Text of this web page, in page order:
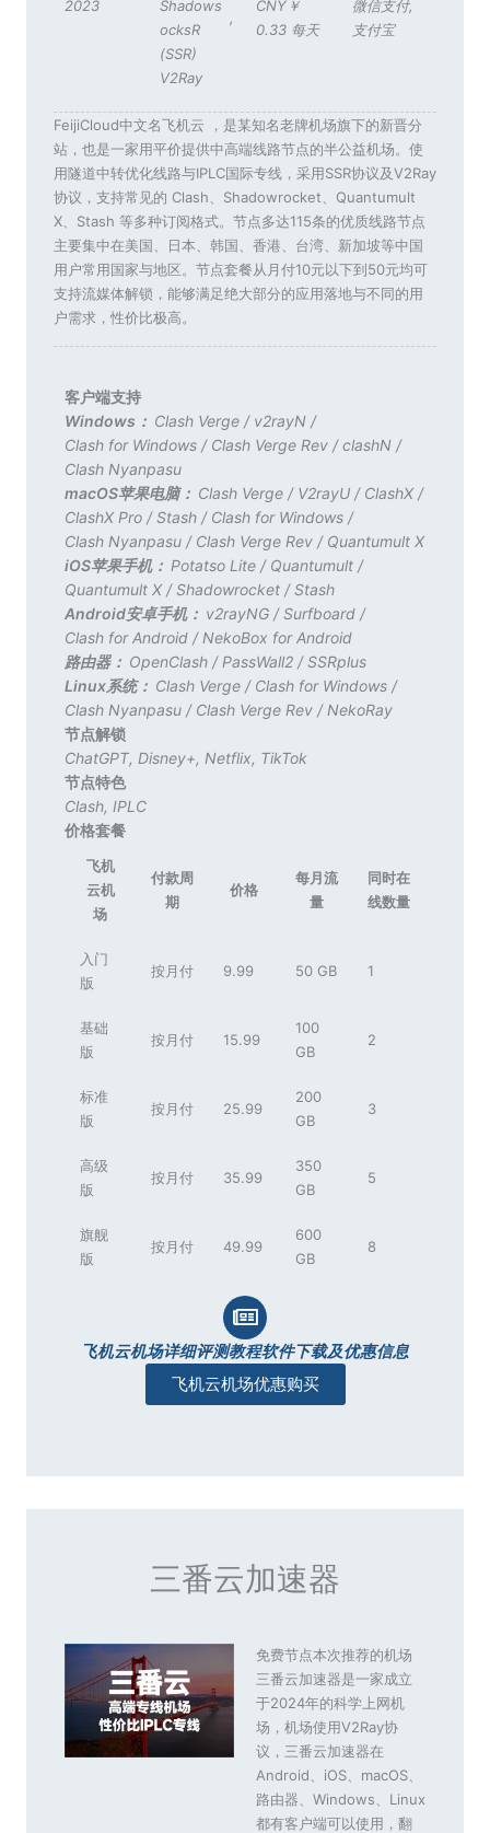
2023
Shadows
ocksR
(SSR)
,
V2Ray
CNY￥
0.33 每天
微信支付,
支付宝
FeijiCloud中文名飞机云 ，是某知名老牌机场旗下的新晋分
站，也是一家用平价提供中高端线路节点的半公益机场。使
用隧道中转优化线路与IPLC国际专线，采用SSR协议及V2Ray
协议，支持常见的 Clash、Shadowrocket、Quantumult
X、Stash 等多种订阅格式。节点多达115条的优质线路节点
主要集中在美国、日本、韩国、香港、台湾、新加坡等中国
用户常用国家与地区。节点套餐从月付10元以下到50元均可
支持流媒体解锁，能够满足绝大部分的应用落地与不同的用
户需求，性价比极高。
客户端支持
Windows： Clash Verge/ v2rayN/
Clash for Windows/ Clash Verge Rev/clashN/
Clash Nyanpasu
macOS苹果电脑： Clash Verge/ V2rayU/ ClashX/
ClashX Pro/Stash/ Clash for Windows/
Clash Nyanpasu/ Clash Verge Rev/ Quantumult X
iOS苹果手机： Potatso Lite/ Quantumult/
Quantumult X/Shadowrocket/Stash
Android安卓手机： v2rayNG/Surfboard/
Clash for Android/ NekoBox for Android
路由器： OpenClash/ PassWall2/SSRplus
Linux系统： Clash Verge/ Clash for Windows/
Clash Nyanpasu/ Clash Verge Rev/ NekoRay
节点解锁
ChatGPT, Disney+, Netflix, TikTok
节点特色
Clash, IPLC
价格套餐
飞机
云机
场
付款周
期
价格
每月流
量
同时在
线数量
入门
版
按月付 9.99 50 GB 1
基础
版
按月付 15.99
100
GB
2
标准
版
按月付 25.99
200
GB
3
高级
版
按月付 35.99
350
GB
5
旗舰
版
按月付 49.99
600
GB
8
飞机云机场详细评测教程软件下载及优惠信息
飞机云机场优惠购买
三番云加速器
免费节点本次推荐的机场
三番云加速器是一家成立
于2024年的科学上网机
场，机场使用V2Ray协
议，三番云加速器在
Android、iOS、macOS、
路由器、Windows、Linux
都有客户端可以使用，翻